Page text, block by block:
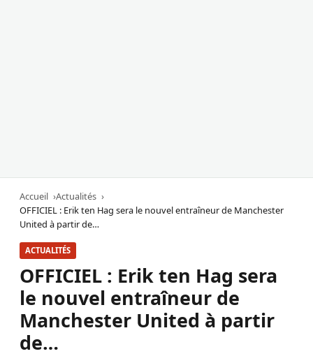
Accueil
Actualités
OFFICIEL : Erik ten Hag sera le nouvel entraîneur de Manchester
United à partir de…
ACTUALITÉS
OFFICIEL : Erik ten Hag sera
le nouvel entraîneur de
Manchester United à partir
de…